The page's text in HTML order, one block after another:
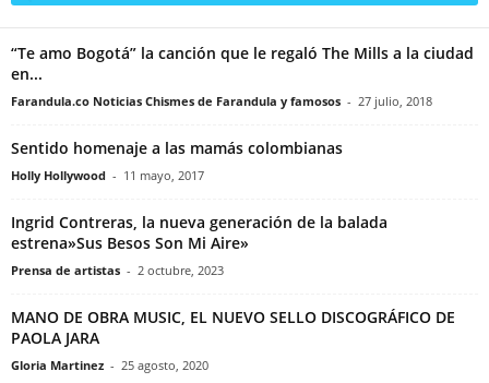
“Te amo Bogotá” la canción que le regaló The Mills a la ciudad
en...
Farandula.co Noticias Chismes de Farandula y famosos - 27 julio, 2018
Sentido homenaje a las mamás colombianas
Holly Hollywood - 11 mayo, 2017
Ingrid Contreras, la nueva generación de la balada
estrena»Sus Besos Son Mi Aire»
Prensa de artistas - 2 octubre, 2023
MANO DE OBRA MUSIC, EL NUEVO SELLO DISCOGRÁFICO DE
PAOLA JARA
Gloria Martinez - 25 agosto, 2020